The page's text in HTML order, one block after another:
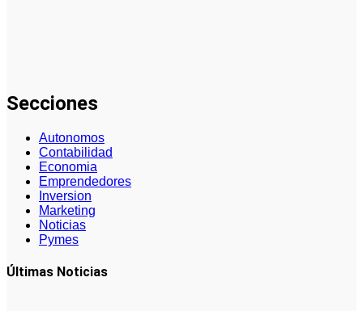
Secciones
Autonomos
Contabilidad
Economia
Emprendedores
Inversion
Marketing
Noticias
Pymes
Últimas Noticias